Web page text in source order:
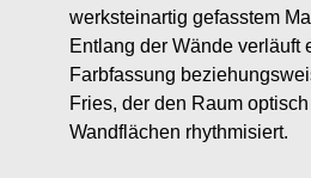
werksteinartig gefasstem
Entlang der Wände verläuft
Farbfassung
Fries, der den Raum
Wandflächen rhythmisiert.